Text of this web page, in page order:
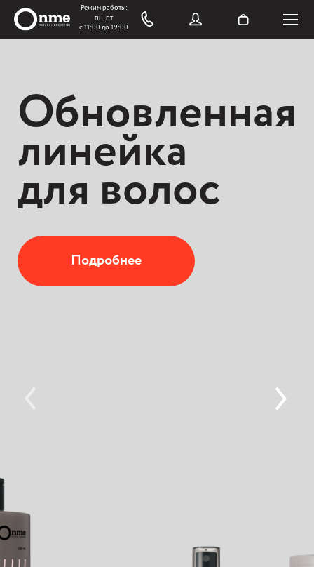
Обновленная
линейка
для волос
Подробнее